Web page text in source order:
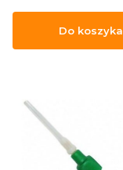
Do koszyka